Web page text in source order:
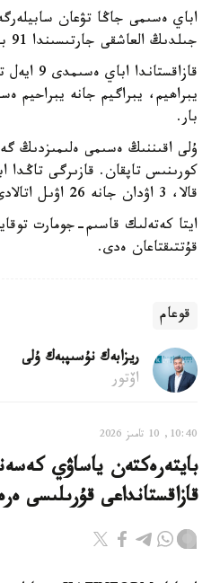
اباي ەسىمى جاڭا تۋعان
جىلدىڭ العاشقى جارتىسىندا 91 بالاعا وسى ەسىم بەرىلگەن.
بار.
ۇلى اقىننىڭ ەسىمى ەلىمىزدىڭ
قالا، 3 اۋدان جانە 26 اۋىل اتالادى.
ايتا كەتەلىك قاسىم-جومارت
قۇتتىقتاعان ەدى.
قوعام
ريزابەك نۇسىپبەك ۇلى
اۆتور
10:40, 10 تامىز 2026
بايتەرەكتەن ياساۋي
قازاقستانداعى قۇرىلىسى ەرەكشە 10